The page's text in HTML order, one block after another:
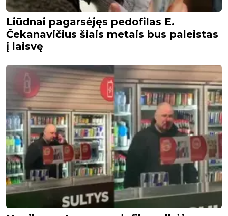
Liūdnai pagarsėjęs pedofilas E.
Čekanavičius šiais metais bus paleistas
į laisvę